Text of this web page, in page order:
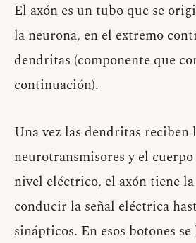
El axón es un tubo que se
la neurona, en el extremo
dendritas (componente que
continuación).
Una vez las dendritas reciben
neurotransmisores y el
nivel eléctrico, el axón tiene
conducir la señal eléctrica
sinápticos. En esos botones